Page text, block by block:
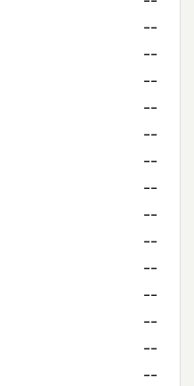
--
--
--
--
--
--
--
--
--
--
--
--
--
--